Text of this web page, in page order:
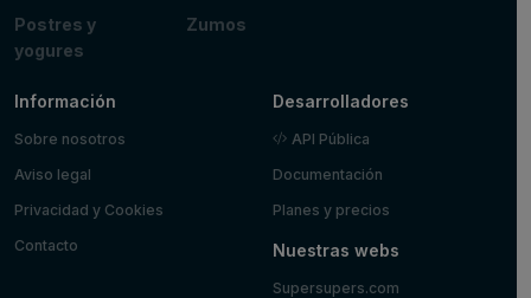
Postres y
yogures
Zumos
Información
Sobre nosotros
Aviso legal
Privacidad y Cookies
Contacto
Desarrolladores
API Pública
Documentación
Planes y precios
Nuestras webs
Supersupers.com